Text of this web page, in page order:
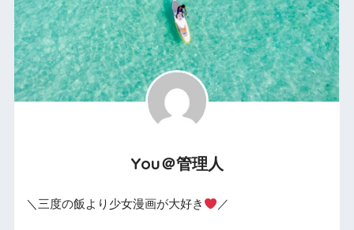
You＠管理人
＼三度の飯より少女漫画が大好き ／